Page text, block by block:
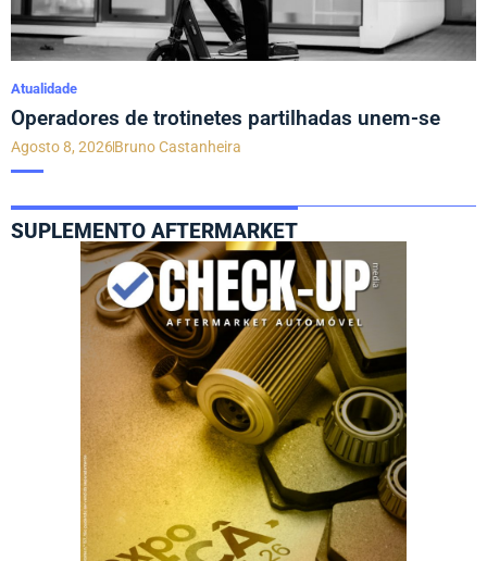
Atualidade
Operadores de trotinetes partilhadas unem-se
Agosto 8, 2026Bruno Castanheira
SUPLEMENTO AFTERMARKET